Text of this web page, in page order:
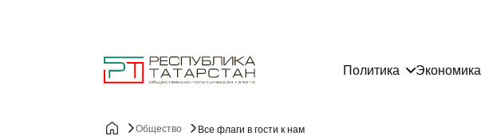
Политика Экономика
Общество Все флаги в гости к нам